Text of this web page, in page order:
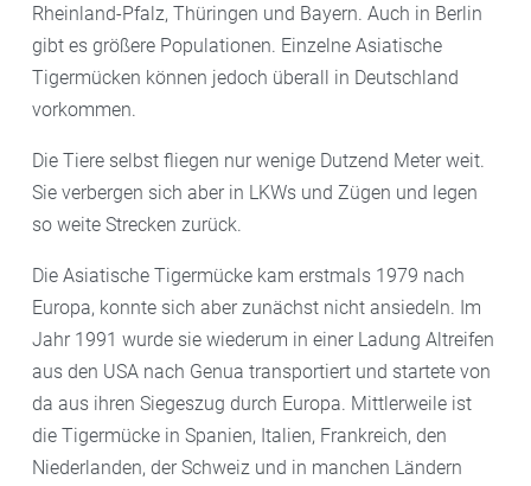
Rheinland-Pfalz, Thüringen und Bayern. Auch in Berlin
gibt es größere Populationen. Einzelne Asiatische
Tigermücken können jedoch überall in Deutschland
vorkommen.
Die Tiere selbst fliegen nur wenige Dutzend Meter weit.
Sie verbergen sich aber in LKWs und Zügen und legen
so weite Strecken zurück.
Die Asiatische Tigermücke kam erstmals 1979 nach
Europa, konnte sich aber zunächst nicht ansiedeln. Im
Jahr 1991 wurde sie wiederum in einer Ladung Altreifen
aus den USA nach Genua transportiert und startete von
da aus ihren Siegeszug durch Europa. Mittlerweile ist
die Tigermücke in Spanien, Italien, Frankreich, den
Niederlanden, der Schweiz und in manchen Ländern